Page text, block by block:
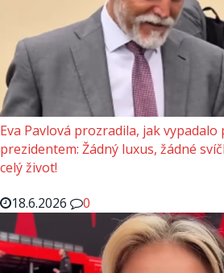
Eva Pavlová prozradila, jak vypadalo
prezidentem: Žádný luxus, žádné
celý život!
18.6.2026
0